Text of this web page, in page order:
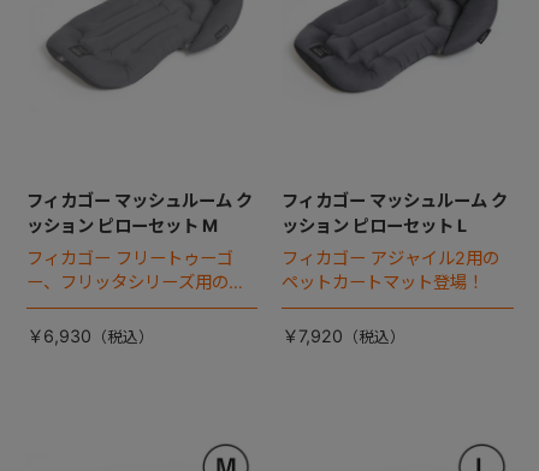
フィカゴー マッシュルーム ク
ッション ピローセット M
フィカゴー フリートゥーゴ
ー、フリッタシリーズ用のペ
ットカートマット登場！
￥6,930
フィカゴー マッシュルーム ク
ッション ピローセット L
フィカゴー アジャイル2用の
ペットカートマット登場！
￥7,920